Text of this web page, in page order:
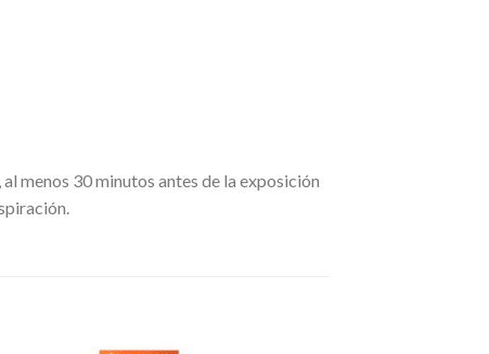
menos 30 minutos antes de la exposición